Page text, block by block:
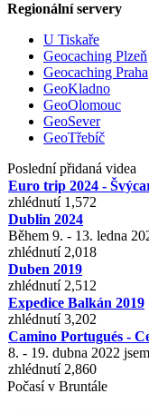
Regionální servery
U Tiskaře
Geocaching Plzeň
Geocaching Praha
GeoKladno
GeoOlomouc
GeoSever
GeoTřebíč
Poslední přidaná videa
Euro trip 2024 -
zhlédnutí 1,572
Dublin 2024
Během 9. - 13. ledna
zhlédnutí 2,018
Duben 2019
zhlédnutí 2,512
Expedice Balkán 2019
zhlédnutí 3,202
Camino Portugués -
8. - 19. dubna 2022
zhlédnutí 2,860
Počasí v Bruntále